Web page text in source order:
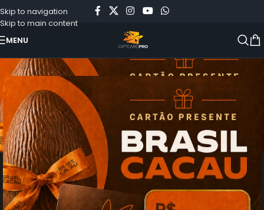
Skip to navigation
Skip to main content
MENU